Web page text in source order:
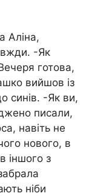
Аліна,
-Як
готова,
вийшов із
синів. -Як ви,
писали,
навіть не
нового, в
іншого з
ніби